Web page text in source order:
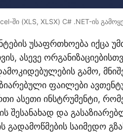
ში (XLS, XLSX) C# .NET-ის
უსაფრთხოება იქცა
ასევე
გამო,
ფაილები
ასეთი ინსტრუმენტი,
შესანახად და
საიმედო